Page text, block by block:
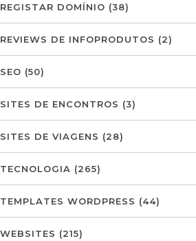
REGISTAR DOMÍNIO (38)
REVIEWS DE INFOPRODUTOS (2)
SEO (50)
SITES DE ENCONTROS (3)
SITES DE VIAGENS (28)
TECNOLOGIA (265)
TEMPLATES WORDPRESS (44)
WEBSITES (215)